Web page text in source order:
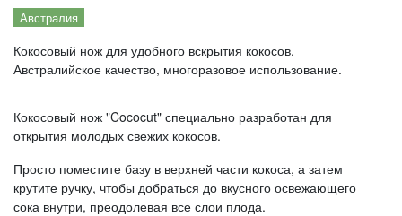
Австралия
Кокосовый нож для удобного вскрытия кокосов.
Австралийское качество, многоразовое использование.
Кокосовый нож "Cococut" специально разработан для
открытия молодых свежих кокосов.
Просто поместите базу в верхней части кокоса, а затем
крутите ручку, чтобы добраться до вкусного освежающего
сока внутри, преодолевая все слои плода.